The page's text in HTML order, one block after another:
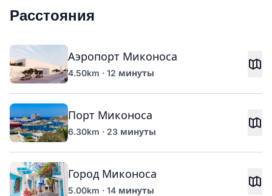
Расстояния
Аэропорт Миконоса
4.50km · 12 минуты
Порт Миконоса
6.30km · 23 минуты
Город Миконоса
5.00km · 14 минуты